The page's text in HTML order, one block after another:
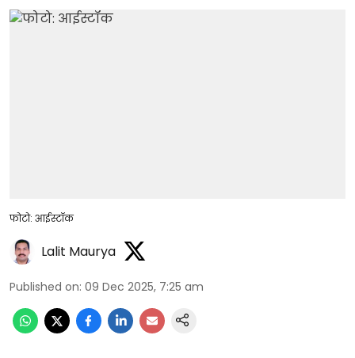
फोटो: आईस्टॉक
Lalit Maurya
Published on: 09 Dec 2025, 7:25 am